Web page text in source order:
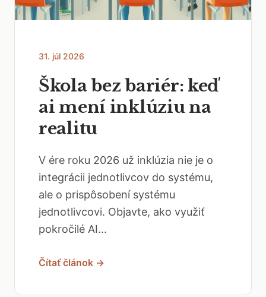
31. júl 2026
Škola bez bariér: keď
ai mení inklúziu na
realitu
V ére roku 2026 už inklúzia nie je o
integrácii jednotlivcov do systému,
ale o prispôsobení systému
jednotlivcovi. Objavte, ako využiť
pokročilé AI...
Čítať článok →